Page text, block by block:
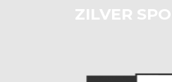
ZILVER